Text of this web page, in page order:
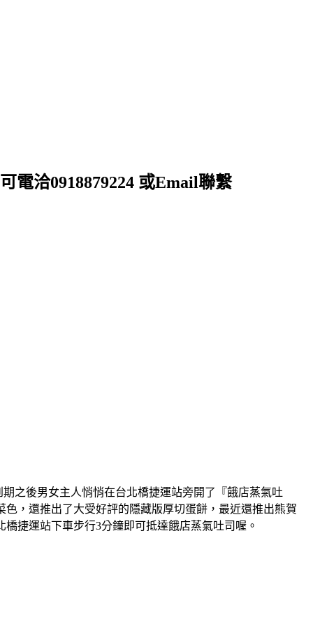
電洽0918879224 或Email聯繫
之後男女主人悄悄在台北橋捷運站旁開了『餓店蒸氣吐
，還推出了大受好評的隱藏版厚切蛋餅，最近還推出熊賀
捷運站下車步行3分鐘即可抵達餓店蒸氣吐司喔。